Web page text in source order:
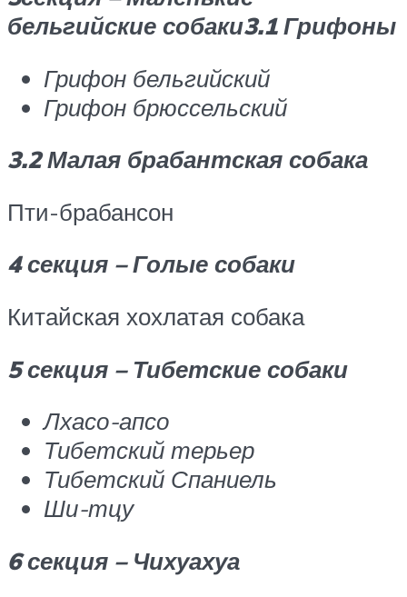
бельгийские собаки3.1 Грифоны
Грифон бельгийский
Грифон брюссельский
3.2 Малая брабантская собака
Пти-брабансон
4 секция – Голые собаки
Китайская хохлатая собака
5 секция – Тибетские собаки
Лхасо-апсо
Тибетский терьер
Тибетский Спаниель
Ши-тцу
6 секция – Чихуахуа